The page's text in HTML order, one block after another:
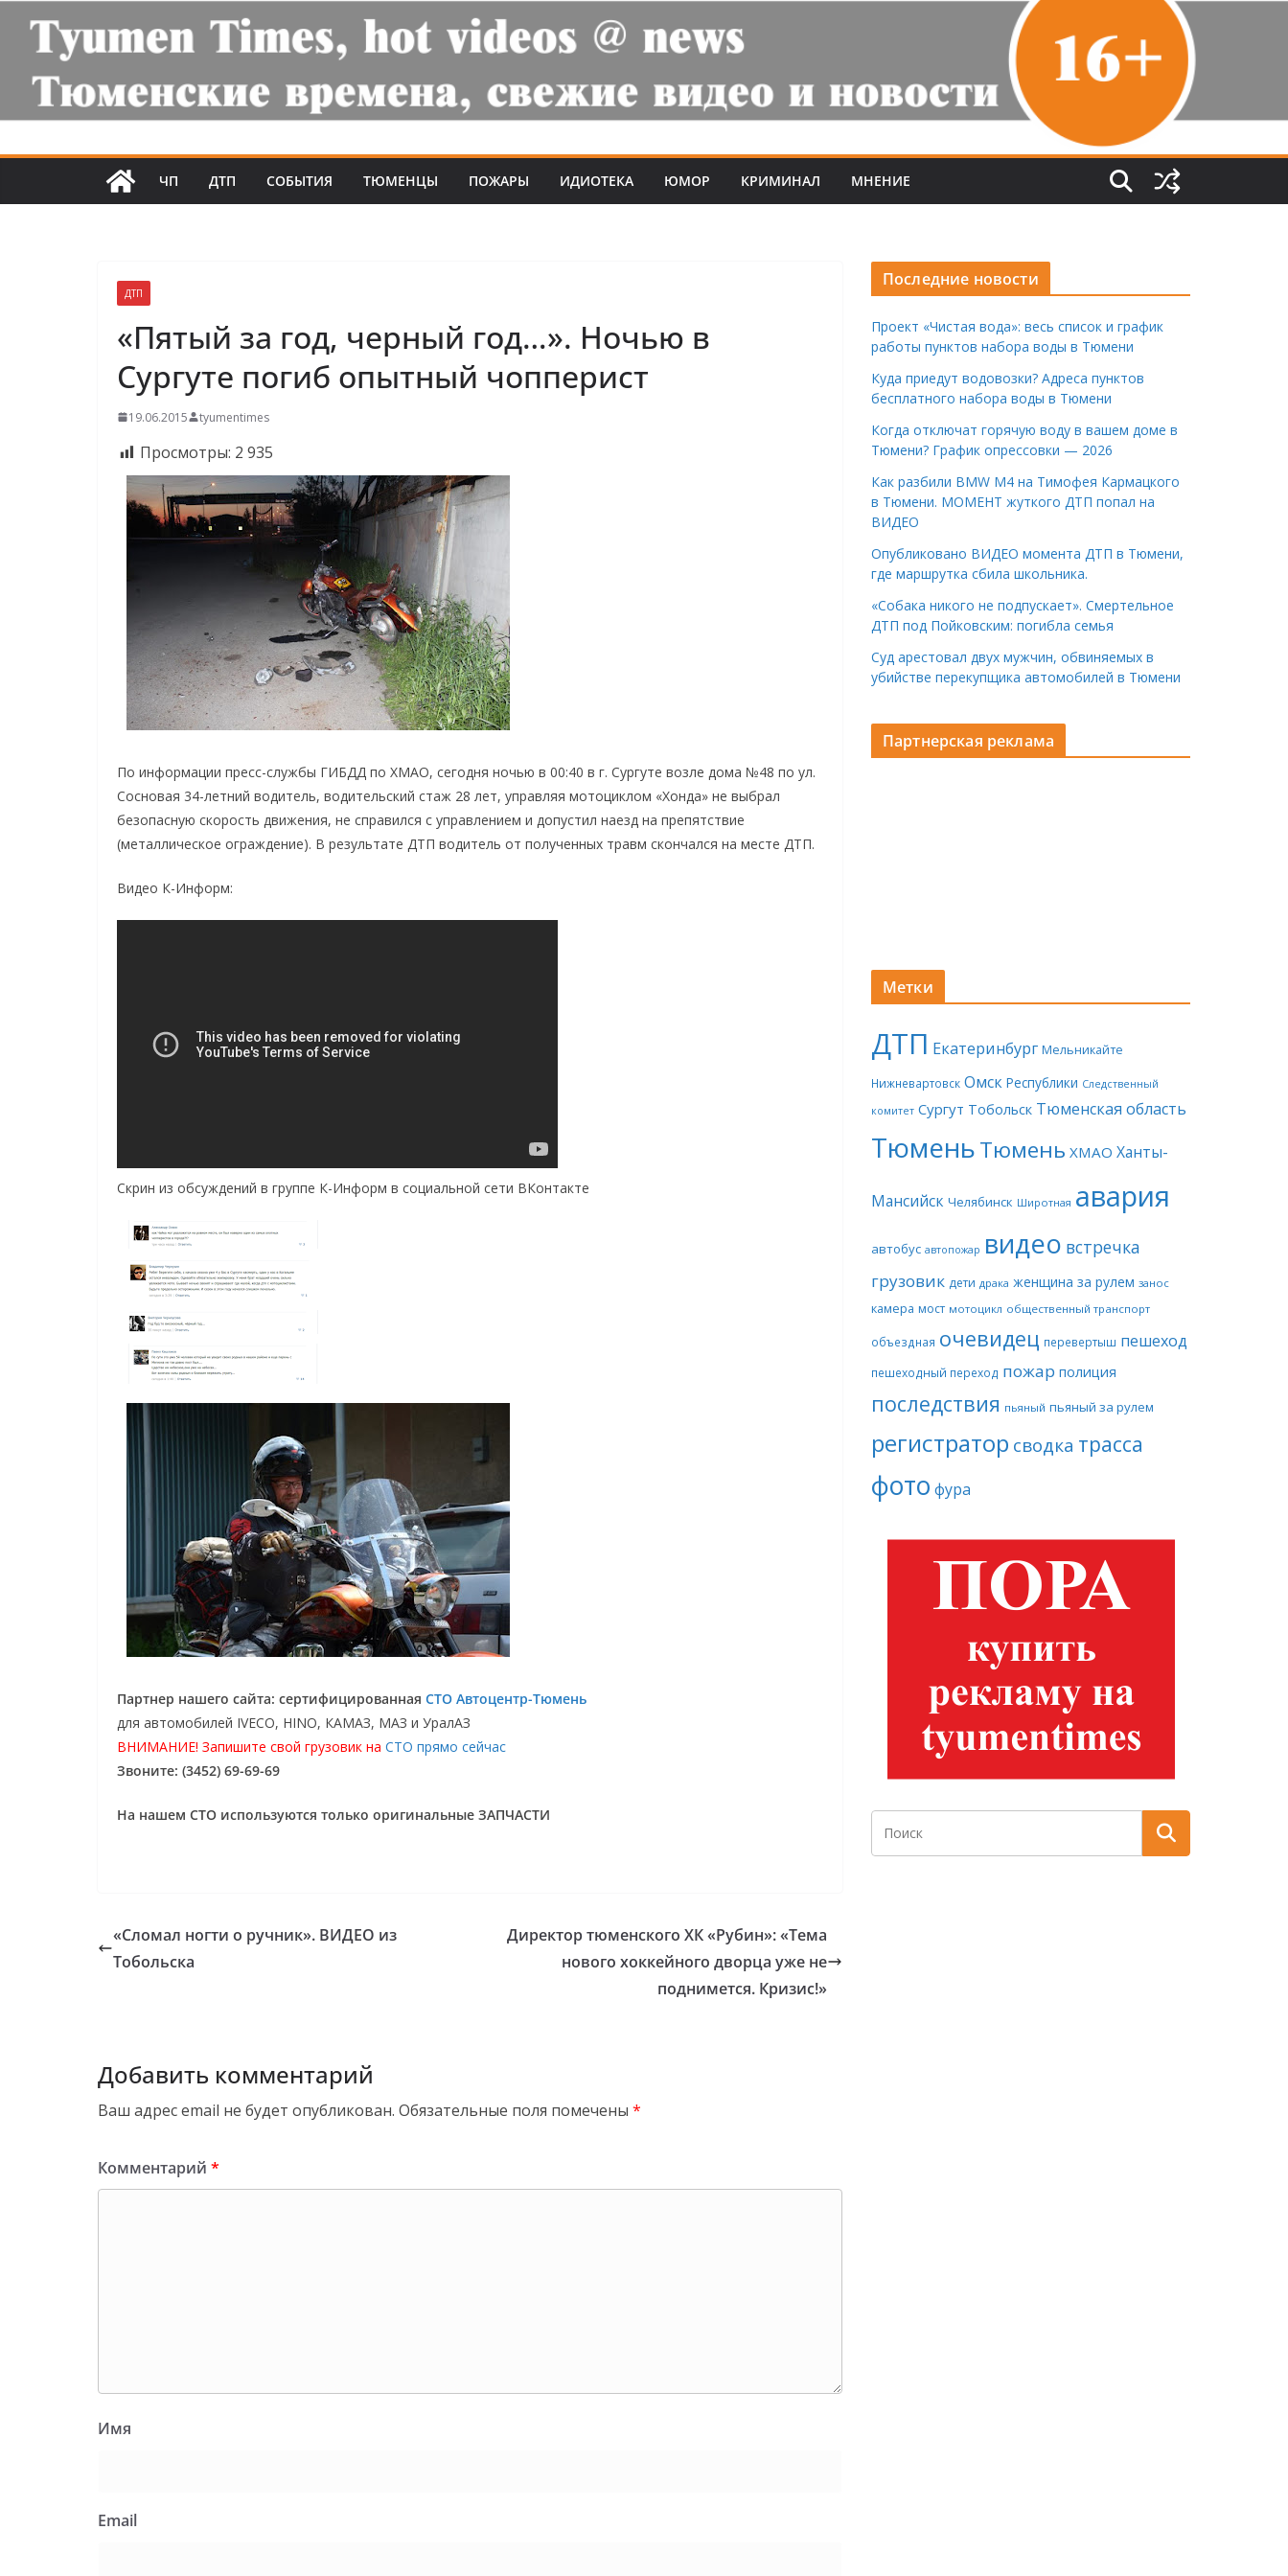
ЧП ДТП СОБЫТИЯ ТЮМЕНЦЫ ПОЖАРЫ ИДИОТЕКА ЮМОР КРИМИНАЛ МНЕНИЕ
ДТП
«Пятый за год, черный год…». Ночью в
Сургуте погиб опытный чопперист
19.06.2015 tyumentimes
Просмотры: 2 935
По информации пресс-службы ГИБДД по ХМАО, сегодня ночью в 00:40 в г. Сургуте возле дома №48 по ул.
Сосновая 34-летний водитель, водительский стаж 28 лет, управляя мотоциклом «Хонда» не выбрал
безопасную скорость движения, не справился с управлением и допустил наезд на препятствие
(металлическое ограждение). В результате ДТП водитель от полученных травм скончался на месте ДТП.
Видео К-Информ:
Скрин из обсуждений в группе К-Информ в социальной сети ВКонтакте
Партнер нашего сайта: сертифицированная СТО Автоцентр-Тюмень
для автомобилей IVECO, HINO, КАМАЗ, МАЗ и УралАЗ
ВНИМАНИЕ! Запишите свой грузовик на СТО прямо сейчас
Звоните: (3452) 69-69-69
На нашем СТО используются только оригинальные ЗАПЧАСТИ
«Сломал ногти о ручник». ВИДЕО из
Тобольска
Директор тюменского ХК «Рубин»: «Тема
нового хоккейного дворца уже не
поднимется. Кризис!»
Добавить комментарий
Ваш адрес email не будет опубликован. Обязательные поля помечены *
Комментарий *
Имя
Email
Последние новости
Проект «Чистая вода»: весь список и график
работы пунктов набора воды в Тюмени
Куда приедут водовозки? Адреса пунктов
бесплатного набора воды в Тюмени
Когда отключат горячую воду в вашем доме в
Тюмени? График опрессовки — 2026
Как разбили BMW M4 на Тимофея Кармацкого
в Тюмени. МОМЕНТ жуткого ДТП попал на
ВИДЕО
Опубликовано ВИДЕО момента ДТП в Тюмени,
где маршрутка сбила школьника.
«Собака никого не подпускает». Смертельное
ДТП под Пойковским: погибла семья
Суд арестовал двух мужчин, обвиняемых в
убийстве перекупщика автомобилей в Тюмени
Партнерская реклама
Метки
ДТП Екатеринбург Мельникайте
Нижневартовск Омск Республики Следственный
комитет Сургут Тобольск Тюменская область
ТюменьТюмень ХМАО Ханты-
Мансийск Челябинск Широтная авария
автобус автопожар видео встречка
грузовик дети драка женщина за рулем занос
камера мост мотоцикл общественный транспорт
объездная очевидец перевертыш пешеход
пешеходный переход пожар полиция
последствия пьяный пьяный за рулем
регистратор сводка трасса
фото фура